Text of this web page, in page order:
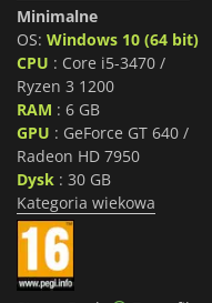
Minimalne
OS: Windows 10 (64 bit)
CPU : Core i5-3470 /
Ryzen 3 1200
RAM : 6 GB
GPU : GeForce GT 640 /
Radeon HD 7950
Dysk: 30 GB
Kategoria wiekowa